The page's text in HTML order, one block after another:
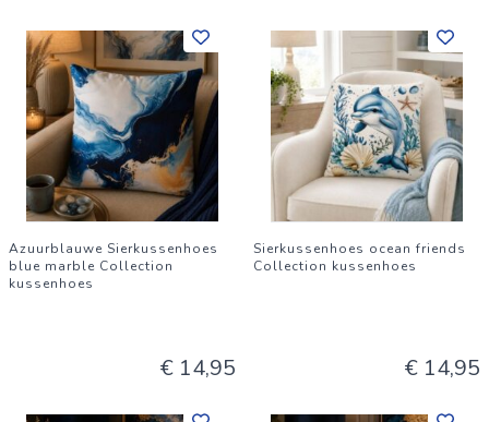
Azuurblauwe Sierkussenhoes
blue marble Collection
kussenhoes
€ 14,95
Sierkussenhoes ocean friends
Collection kussenhoes
€ 14,95